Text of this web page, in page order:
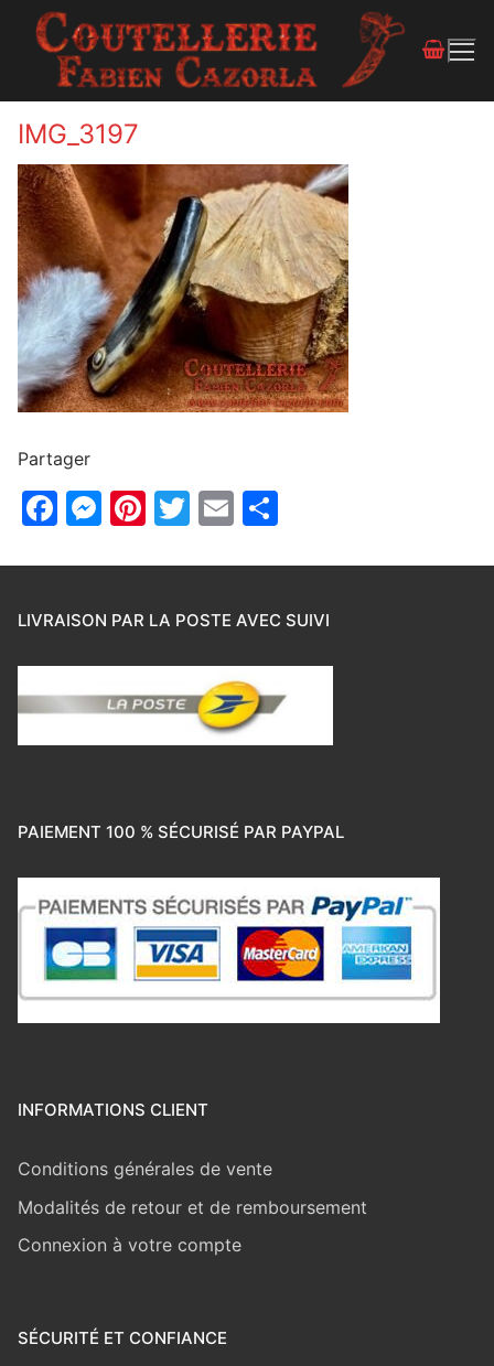
IMG_3197
Partager
Facebook
Messenger
Pinterest
Twitter
Email
LIVRAISON PAR LA POSTE AVEC SUIVI
PAIEMENT 100 % SÉCURISÉ PAR PAYPAL
INFORMATIONS CLIENT
Conditions générales de vente
Modalités de retour et de remboursement
Connexion à votre compte
SÉCURITÉ ET CONFIANCE